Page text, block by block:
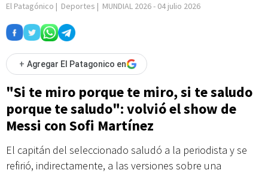
El Patagónico | Deportes | MUNDIAL 2026- 04 julio 2026
+ Agregar El Patagonico en
"Si te miro porque te miro, si te saludo
porque te saludo": volvió el show de
Messi con Sofi Martínez
El capitán del seleccionado saludó a la periodista y se
refirió, indirectamente, a las versiones sobre una